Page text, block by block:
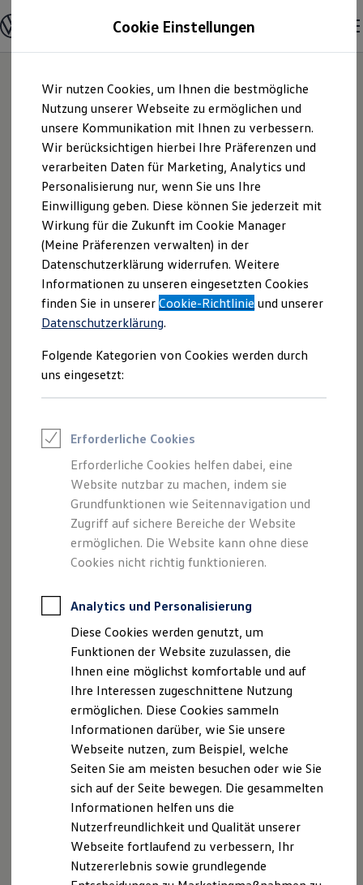
Hauptinhalt
springen
Footer
springen
Modelle & Konfigurator
Nutzfahrzeugkategorien entdecken
Modelle konfigurieren
Vorgängermodelle und Oldtimer
Vorgängermodelle
Oldtimer
Bulli Historie
Branchenlösungen & Gewerbekunden
Umbaulösungen und Hersteller finden
Auf- und Umbauten entdecken & konfigurieren
Groß- und Sonderkunden
Großkunden
Kommunen & Behörden
Journalisten
Sportvereine
Branchenlösungen
Bau & Handwerk
Gewerbliche Personenbeförderung
Service & mobile Werkstätten
Kurier, Logistik & Handel
Kühlfahrzeuge
Feuerwehr
ONE Business ID Vorteile
Fahrzeuge online kaufen
Digitaler Marktplatz
Kauf & Finanzierung
Online-Fahrzeugbewertung
Aktionen & Angebote
E-Auto-Förderung
Für Privatkunden
Für Gewerbekunden
Profi Paket
ProfiPartner für Gebrauchtwagen
Finanzierung
Für Privatkunden
Für Gewerbekunden
Leasing
Für Privatkunden
Für Gewerbekunden
Versicherungen & Garantien
Garantien
Kfz-Versicherung für Nutzfahrzeuge
Restschuldversicherung
Wartungsverträge
Besitzer & Service
Reparatur & Service
Sommer-Special
Reparatur, Pflege & Inspektion
Servicetermin anfragen
Service-Vorteile bei Volkswagen Nutzfahrzeuge
Autohaus Rinner
GmbH | Impressum
& Rechtliches
Hier finden Sie Informationen über die
Autohaus Rinner GmbH als
verantwortliche Anbieterin von Inhalten
und Angeboten, die auf dieser Webseite
speziell aufgeführt sind.
Impressum
Datenschutzerklärung
Impressum
Autohaus Rinner GmbH DEmmeljochstr. 50
D-83646 Bad Tölz
Tel. +49 - 8041 - 7895-10
Fax +49 - 8041 - 7895-22
E-Mail:info@autohaus-rinner.de
Geschäftsführer: Jürgen Rinner, Peter Rinner
Gerichtsstand: Wolfratshausen
Registergericht: München
Handelsregister-Eintragung Nr. HRB 95886
Umsatzsteuer-ID: DE 128354944
Steuer Nr. 139/121/90271
Verantwortlich gem. § 55 RStV: Jürgen Rinner und
Peter Rinner
Angaben zur bzw. zum Datenschutzbeauftragten:
Gernot Schwalbe
Cookie Einstellungen
Wir nutzen Cookies, um Ihnen die bestmögliche
Nutzung unserer Webseite zu ermöglichen und
unsere Kommunikation mit Ihnen zu verbessern.
Wir berücksichtigen hierbei Ihre Präferenzen und
verarbeiten Daten für Marketing, Analytics und
Personalisierung nur, wenn Sie uns Ihre
Einwilligung geben. Diese können Sie jederzeit mit
Wirkung für die Zukunft im Cookie Manager
(Meine Präferenzen verwalten) in der
Datenschutzerklärung widerrufen. Weitere
Informationen zu unseren eingesetzten Cookies
finden Sie in unsererCookie-Richtlinie und unserer
Datenschutzerklärung.
Folgende Kategorien von Cookies werden durch
uns eingesetzt:
Erforderliche Cookies
Erforderliche Cookies helfen dabei, eine
Website nutzbar zu machen, indem sie
Grundfunktionen wie Seitennavigation und
Zugriff auf sichere Bereiche der Website
ermöglichen. Die Website kann ohne diese
Cookies nicht richtig funktionieren.
Analytics und Personalisierung
Diese Cookies werden genutzt, um
Funktionen der Website zuzulassen, die
Ihnen eine möglichst komfortable und auf
Ihre Interessen zugeschnittene Nutzung
ermöglichen. Diese Cookies sammeln
Informationen darüber, wie Sie unsere
Webseite nutzen, zum Beispiel, welche
Seiten Sie am meisten besuchen oder wie Sie
sich auf der Seite bewegen. Die gesammelten
Informationen helfen uns die
Nutzerfreundlichkeit und Qualität unserer
Webseite fortlaufend zu verbessern, Ihr
Nutzererlebnis sowie grundlegende